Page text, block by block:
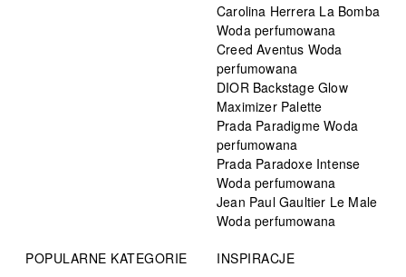
Carolina Herrera La Bomba
Woda perfumowana
Creed Aventus Woda
perfumowana
DIOR Backstage Glow
Maximizer Palette
Prada Paradigme Woda
perfumowana
Prada Paradoxe Intense
Woda perfumowana
Jean Paul Gaultier Le Male
Woda perfumowana
POPULARNE KATEGORIE
INSPIRACJE